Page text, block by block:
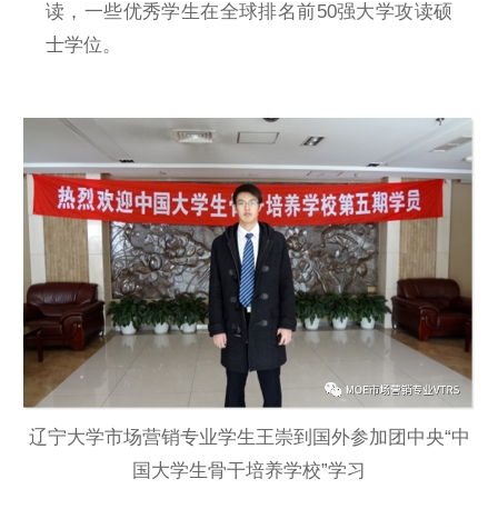
读，一些优秀学生在全球排名前50强大学攻读硕
士学位。
辽宁大学市场营销专业学生王崇到国外参加团中央“中
国大学生骨干培养学校”学习